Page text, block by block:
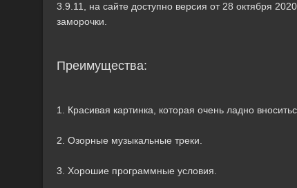
3.9.11, на сайте доступно версия от 28 октября
заморочки.
Преимущества:
1. Красивая картинка, которая очень ладно
2. Озорные музыкальные треки.
3. Хорошие программные условия.